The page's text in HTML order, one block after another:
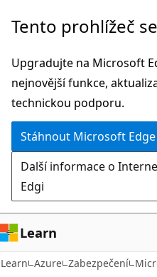
Přeskočit
hlavní
obsah
Tento prohlížeč
Upgradujte na Microsoft
nejnovější funkce,
technickou podporu.
Stáhnout Microsoft Edge
Další informace o
Edgi
Learn
Learn Azure Zabezpečení